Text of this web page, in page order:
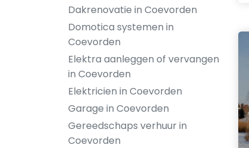
Dakrenovatie in Coevorden
Domotica systemen in
Coevorden
Elektra aanleggen of vervangen
in Coevorden
Elektricien in Coevorden
Garage in Coevorden
Gereedschaps verhuur in
Coevorden